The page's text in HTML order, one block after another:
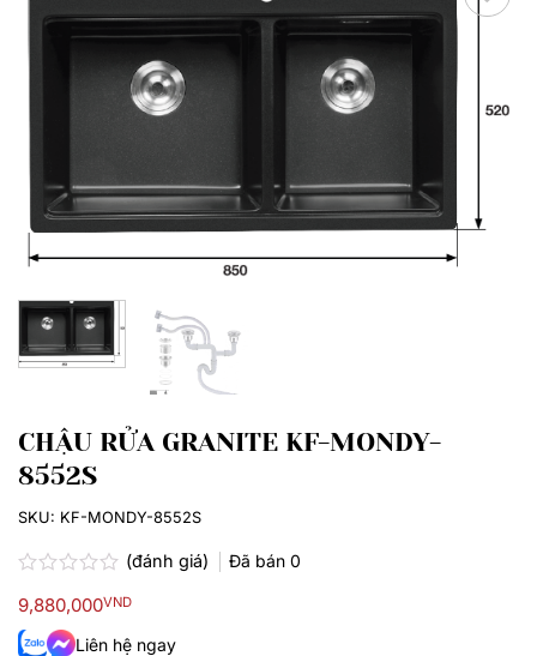
CHẬU RỬA GRANITE KF-MONDY-
8552S
xếp
hạng
0.0
(đánh giá) Đã bán 0
9,880,000VND
Liên hệ ngay
SKU: KF-MONDY-8552S